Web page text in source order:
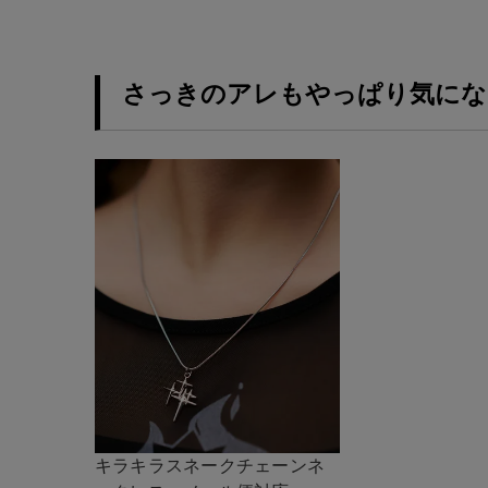
さっきのアレもやっぱり気に
キラキラスネークチェーンネ